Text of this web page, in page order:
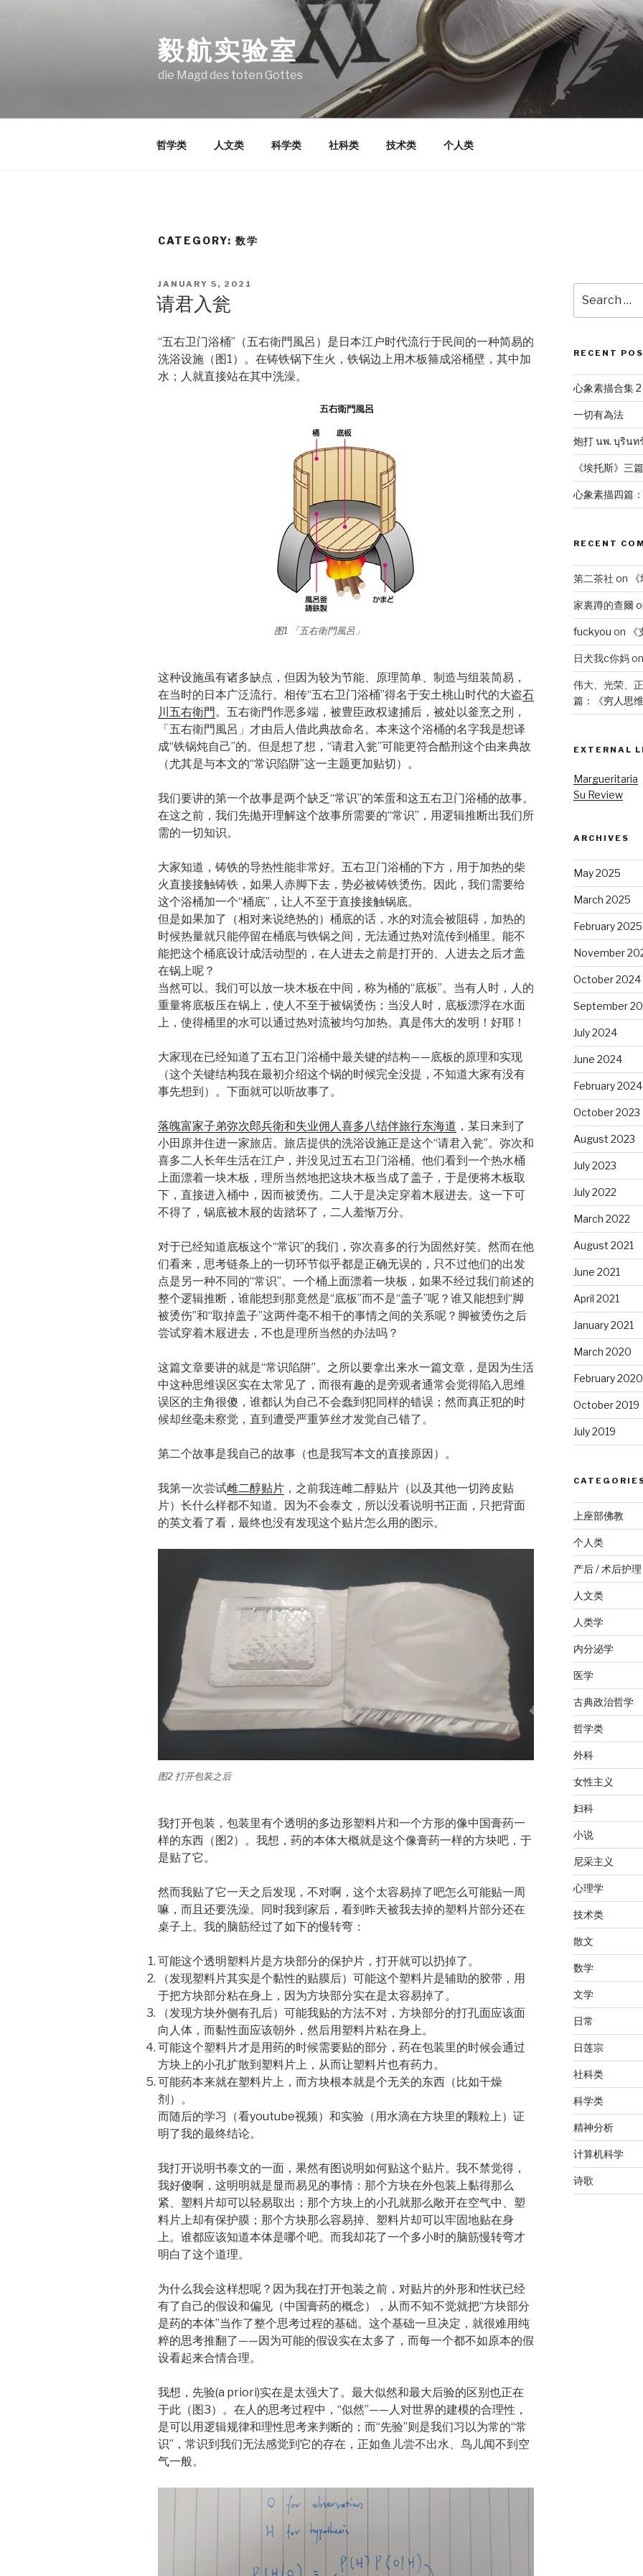
毅航实验室
die Magd des toten Gottes
哲学类 人文类 科学类 社科类 技术类 个人类
CATEGORY: 数学
POSTED
ON
JANUARY 5, 2021
请君入瓮
“五右卫门浴桶”（五右衛門風呂）是日本江户时代流行于民间的一种简易的
洗浴设施（图1）。在铸铁锅下生火，铁锅边上用木板箍成浴桶壁，其中加
水；人就直接站在其中洗澡。
图1 「五右衛門風呂」
这种设施虽有诸多缺点，但因为较为节能、原理简单、制造与组装简易，
在当时的日本广泛流行。相传“五右卫门浴桶”得名于安土桃山时代的大盗石
川五右衛門。五右衛門作恶多端，被豊臣政权逮捕后，被处以釜烹之刑，
「五右衛門風呂」才由后人借此典故命名。本来这个浴桶的名字我是想译
成“铁锅炖自己”的。但是想了想，“请君入瓮”可能更符合酷刑这个由来典故
（尤其是与本文的“常识陷阱”这一主题更加贴切）。
我们要讲的第一个故事是两个缺乏“常识”的笨蛋和这五右卫门浴桶的故事。
在这之前，我们先抛开理解这个故事所需要的“常识”，用逻辑推断出我们所
需的一切知识。
大家知道，铸铁的导热性能非常好。五右卫门浴桶的下方，用于加热的柴
火直接接触铸铁，如果人赤脚下去，势必被铸铁烫伤。因此，我们需要给
这个浴桶加一个“桶底”，让人不至于直接接触锅底。
但是如果加了（相对来说绝热的）桶底的话，水的对流会被阻碍，加热的
时候热量就只能停留在桶底与铁锅之间，无法通过热对流传到桶里。能不
能把这个桶底设计成活动型的，在人进去之前是打开的、人进去之后才盖
在锅上呢？
当然可以。我们可以放一块木板在中间，称为桶的“底板”。当有人时，人的
重量将底板压在锅上，使人不至于被锅烫伤；当没人时，底板漂浮在水面
上，使得桶里的水可以通过热对流被均匀加热。真是伟大的发明！好耶！
大家现在已经知道了五右卫门浴桶中最关键的结构——底板的原理和实现
（这个关键结构我在最初介绍这个锅的时候完全没提，不知道大家有没有
事先想到）。下面就可以听故事了。
落魄富家子弟弥次郎兵衛和失业佣人喜多八结伴旅行东海道 ，某日来到了
小田原并住进一家旅店。旅店提供的洗浴设施正是这个“请君入瓮”。弥次和
喜多二人长年生活在江户，并没见过五右卫门浴桶。他们看到一个热水桶
上面漂着一块木板，理所当然地把这块木板当成了盖子，于是便将木板取
下，直接进入桶中，因而被烫伤。二人于是决定穿着木屐进去。这一下可
不得了，锅底被木屐的齿踏坏了，二人羞惭万分。
对于已经知道底板这个“常识”的我们，弥次喜多的行为固然好笑。然而在他
们看来，思考链条上的一切环节似乎都是正确无误的，只不过他们的出发
点是另一种不同的“常识”。一个桶上面漂着一块板，如果不经过我们前述的
整个逻辑推断，谁能想到那竟然是“底板”而不是“盖子”呢？谁又能想到“脚
被烫伤”和“取掉盖子”这两件毫不相干的事情之间的关系呢？脚被烫伤之后
尝试穿着木屐进去，不也是理所当然的办法吗？
这篇文章要讲的就是“常识陷阱”。之所以要拿出来水一篇文章，是因为生活
中这种思维误区实在太常见了，而很有趣的是旁观者通常会觉得陷入思维
误区的主角很傻，谁都认为自己不会蠢到犯同样的错误；然而真正犯的时
候却丝毫未察觉，直到遭受严重笋丝才发觉自己错了。
第二个故事是我自己的故事（也是我写本文的直接原因）。
我第一次尝试雌二醇贴片 ，之前我连雌二醇贴片（以及其他一切跨皮贴
片）长什么样都不知道。因为不会泰文，所以没看说明书正面，只把背面
的英文看了看，最终也没有发现这个贴片怎么用的图示。
图2 打开包装之后
我打开包装，包装里有个透明的多边形塑料片和一个方形的像中国膏药一
样的东西（图2）。我想，药的本体大概就是这个像膏药一样的方块吧，于
是贴了它。
然而我贴了它一天之后发现，不对啊，这个太容易掉了吧怎么可能贴一周
嘛，而且还要洗澡。同时我到家后，看到昨天被我去掉的塑料片部分还在
桌子上。我的脑筋经过了如下的慢转弯：
可能这个透明塑料片是方块部分的保护片，打开就可以扔掉了。
（发现塑料片其实是个黏性的贴膜后）可能这个塑料片是辅助的胶带，用
于把方块部分粘在身上，因为方块部分实在是太容易掉了。
（发现方块外侧有孔后）可能我贴的方法不对，方块部分的打孔面应该面
向人体，而黏性面应该朝外，然后用塑料片粘在身上。
可能这个塑料片才是用药的时候需要贴的部分，药在包装里的时候会通过
方块上的小孔扩散到塑料片上，从而让塑料片也有药力。
可能药本来就在塑料片上，而方块根本就是个无关的东西（比如干燥
剂）。
而随后的学习（看youtube视频）和实验（用水滴在方块里的颗粒上）证
明了我的最终结论。
我打开说明书泰文的一面，果然有图说明如何贴这个贴片。我不禁觉得，
我好傻啊，这明明就是显而易见的事情：那个方块在外包装上黏得那么
紧、塑料片却可以轻易取出；那个方块上的小孔就那么敞开在空气中、塑
料片上却有保护膜；那个方块那么容易掉、塑料片却可以牢固地贴在身
上。谁都应该知道本体是哪个吧。而我却花了一个多小时的脑筋慢转弯才
明白了这个道理。
为什么我会这样想呢？因为我在打开包装之前，对贴片的外形和性状已经
有了自己的假设和偏见（中国膏药的概念），从而不知不觉就把“方块部分
是药的本体”当作了整个思考过程的基础。这个基础一旦决定，就很难用纯
粹的思考推翻了——因为可能的假设实在太多了，而每一个都不如原本的假
设看起来合情合理。
我想，先验(a priori)实在是太强大了。最大似然和最大后验的区别也正在
于此（图3）。在人的思考过程中，“似然”——人对世界的建模的合理性，
是可以用逻辑规律和理性思考来判断的；而“先验”则是我们习以为常的“常
识”，常识到我们无法感觉到它的存在，正如鱼儿尝不出水、鸟儿闻不到空
气一般。
for:
RECENT
心象素描合集 2
一切有為法
炮打 นพ. บุรินท
《埃托斯》三篇
心象素描四篇
RECENT
第二茶社 on
家裏蹲的查爾
fuckyou on
日犬我c你妈
伟大、光荣、
篇：《穷人思
EXTERNAL
Margueritaria
Su Review
ARCHIVES
May 2025
March 2025
February 2025
November
October 2024
September
July 2024
June 2024
February 2024
October 2023
August 2023
July 2023
July 2022
March 2022
August 2021
June 2021
April 2021
January 2021
March 2020
February 2020
October 2019
July 2019
上座部佛教
个人类
产后 / 术后护理
人文类
人类学
内分泌学
医学
古典政治哲学
哲学类
外科
女性主义
妇科
小说
尼采主义
心理学
技术类
散文
数学
文学
日常
日莲宗
社科类
科学类
精神分析
计算机科学
诗歌